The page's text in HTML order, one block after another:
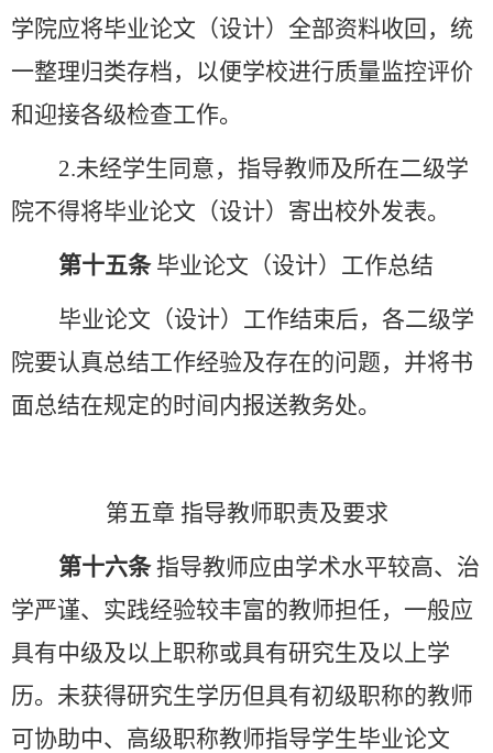
学院应将毕业论文（设计）全部资料收回，统
一整理归类存档，以便学校进行质量监控评价
和迎接各级检查工作。
2.未经学生同意，指导教师及所在二级学
院不得将毕业论文（设计）寄出校外发表。
第十五条 毕业论文（设计）工作总结
毕业论文（设计）工作结束后，各二级学
院要认真总结工作经验及存在的问题，并将书
面总结在规定的时间内报送教务处。
第五章 指导教师职责及要求
第十六条 指导教师应由学术水平较高、治
学严谨、实践经验较丰富的教师担任，一般应
具有中级及以上职称或具有研究生及以上学
历。未获得研究生学历但具有初级职称的教师
可协助中、高级职称教师指导学生毕业论文